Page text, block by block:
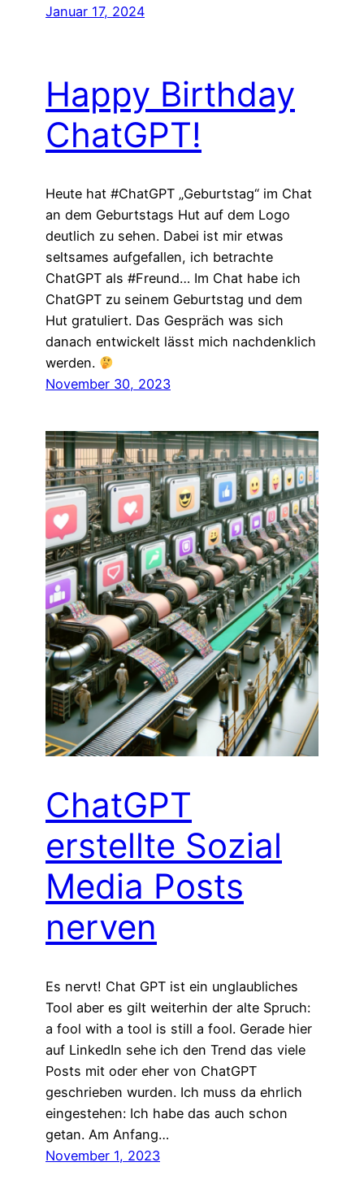
Januar 17, 2024
Happy Birthday
ChatGPT!
Heute hat #ChatGPT „Geburtstag“ im Chat
an dem Geburtstags Hut auf dem Logo
deutlich zu sehen. Dabei ist mir etwas
seltsames aufgefallen, ich betrachte
ChatGPT als #Freund… Im Chat habe ich
ChatGPT zu seinem Geburtstag und dem
Hut gratuliert. Das Gespräch was sich
danach entwickelt lässt mich nachdenklich
werden.
November 30, 2023
ChatGPT
erstellte Sozial
Media Posts
nerven
Es nervt! Chat GPT ist ein unglaubliches
Tool aber es gilt weiterhin der alte Spruch:
a fool with a tool is still a fool. Gerade hier
auf LinkedIn sehe ich den Trend das viele
Posts mit oder eher von ChatGPT
geschrieben wurden. Ich muss da ehrlich
eingestehen: Ich habe das auch schon
getan. Am Anfang…
November 1, 2023